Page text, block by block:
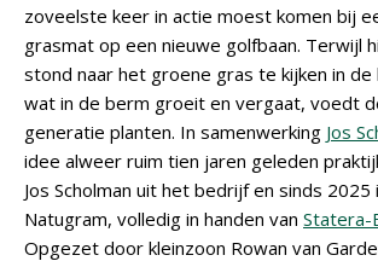
zoveelste keer in actie moest komen bij
grasmat op een nieuwe golfbaan. Terwijl
stond naar het groene gras te kijken in de
wat in de berm groeit en vergaat, voedt
generatie planten. In samenwerking Jos
idee alweer ruim tien jaren geleden
Jos Scholman uit het bedrijf en sinds
Natugram, volledig in handen van Statera-
Opgezet door kleinzoon Rowan van